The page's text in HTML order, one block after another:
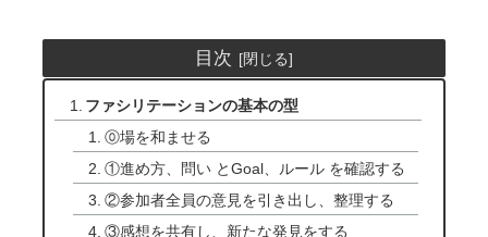
目次
ファシリテーションの基本の型
⓪場を和ませる
①進め方、問い とGoal、ルール を確認する
②参加者全員の意見を引き出し、整理する
③感想を共有し、新たな発見をする